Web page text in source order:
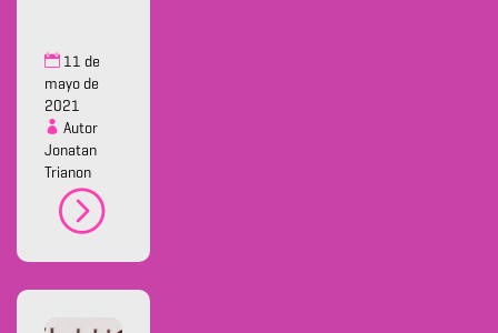
11 de
mayo de
2021
Autor
Jonatan
Trianon